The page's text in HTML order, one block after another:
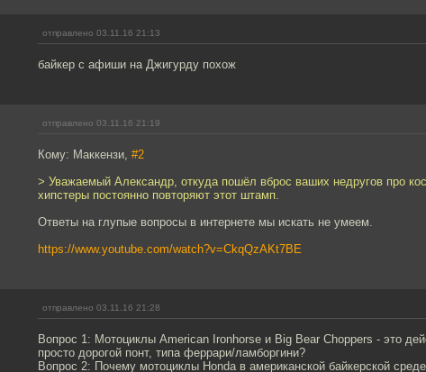
отправлено 03.11.16 21:13
байкер с афиши на Джигурду похож
отправлено 03.11.16 21:19
Кому: Маккензи, #2
> Уважаемый Александр, откуда пошёл вброс ваших недругов про
хипстеры постоянно повторяют этот штамп.
Ответы на глупые вопросы в интернете мы искать не умеем.
https://www.youtube.com/watch?v=CkqQzAKt7BE
отправлено 03.11.16 21:28
Вопрос 1: Мотоциклы American Ironhorse и Big Bear Choppers - это
просто дорогой понт, типа феррари/ламборгини?
Вопрос 2: Почему мотоциклы Honda в американской байкерской